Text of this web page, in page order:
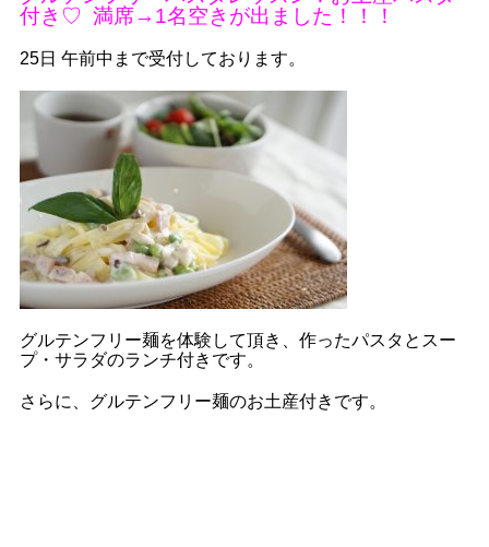
付き♡ 満席→1名空きが出ました！！！
25日 午前中まで受付しております。
グルテンフリー麺を体験して頂き、作ったパスタとスー
プ・サラダのランチ付きです。
さらに、グルテンフリー麺のお土産付きです。